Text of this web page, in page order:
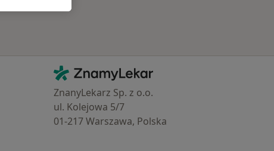
Kontakt
ZnamyLekar - Hlavní stránka
ZnanyLekarz Sp. z o.o.
ul. Kolejowa 5/7
01-217 Warszawa, Polska